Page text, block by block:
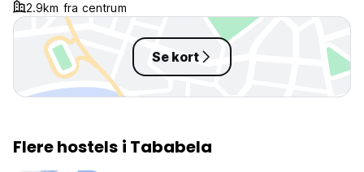
2.9km fra centrum
Se kort
Flere hostels i Tababela